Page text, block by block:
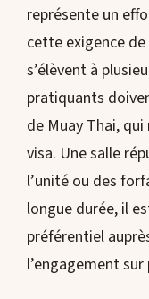
représente un
cette exigence
s’élèvent à
pratiquants
de Muay Thai,
visa. Une salle
l’unité ou des
longue durée, il
préférentiel
l’engagement